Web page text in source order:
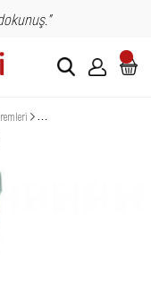
Darphin Hydraskin Göz